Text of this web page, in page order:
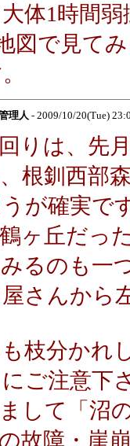
体1時間
図で見て
理人 - 2009/10/20(Tue)
りは、先
根釧西部
が確実で
ヶ丘だっ
るのも一
さんから
枝分かれ
ご注意下
して「沼
故障・崖